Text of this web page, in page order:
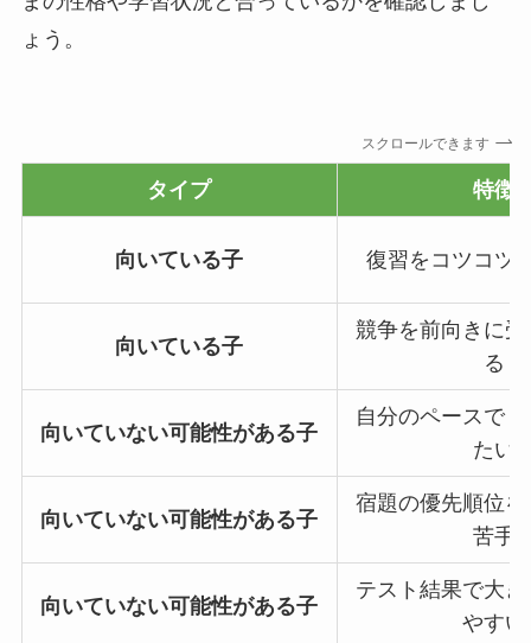
ょう。
スクロールできます
タイプ 特徴
向いている子 復習をコツコツ
向いている子
競争を前向きに
る
向いていない可能性がある子
自分のペースで
たい
向いていない可能性がある子
宿題の優先順位
苦手
向いていない可能性がある子
テスト結果で大
やすい